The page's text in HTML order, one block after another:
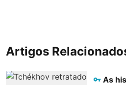
Artigos
As